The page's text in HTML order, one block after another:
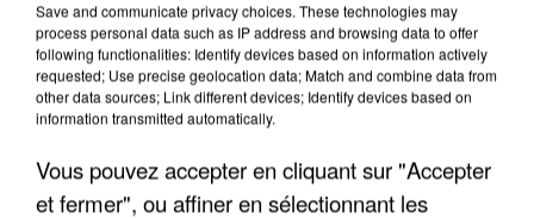
APRÈS TOUTES CES CANICULES, LES REFUGES
DE FAUNE SAUVAGE SONT...
Save and communicate privacy choices. These technologies may
process personal data such as IP address and browsing data to offer
following functionalities: Identify devices based on information actively
requested; Use precise geolocation data; Match and combine data from
other data sources; Link different devices; Identify devices based on
information transmitted automatically.
Vous pouvez accepter en cliquant sur "Accepter
et fermer", ou affiner en sélectionnant les